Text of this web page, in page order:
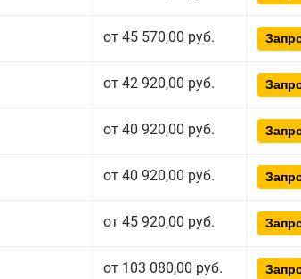
от 45 570,00 руб.
от 42 920,00 руб.
от 40 920,00 руб.
от 40 920,00 руб.
от 45 920,00 руб.
от 103 080,00 руб.